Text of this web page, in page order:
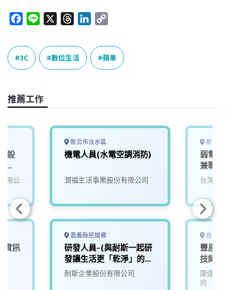
c
e
b
o
k
e
r
e
a
k
e
n
p
y
L
k
3C 數位生活 蘋果
推薦工作
設
新
限公
資訊
新北市淡水區
機電人員(水電空調消防)
潤福生活事業股份有限公司
嘉義縣民雄鄉
研發人員-(與耐斯一起研
發讓生活更「乾淨」的未
來)2
耐斯企業股份有限公司
新北
弱電
兼職)
過6小
台灣寶
台中
豐原
技師&
康達盛
司